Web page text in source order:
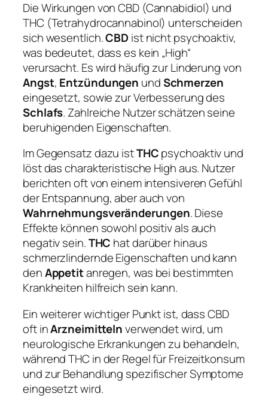
Die Wirkungen von CBD (Cannabidiol) und
THC (Tetrahydrocannabinol) unterscheiden
sich wesentlich.CBD ist nicht psychoaktiv,
was bedeutet, dass es kein „High“
verursacht. Es wird häufig zur Linderung von
Angst, Entzündungen undSchmerzen
eingesetzt, sowie zur Verbesserung des
Schlafs. Zahlreiche Nutzer schätzen seine
beruhigenden Eigenschaften.
Im Gegensatz dazu istTHCpsychoaktiv und
löst das charakteristische High aus. Nutzer
berichten oft von einem intensiveren Gefühl
der Entspannung, aber auch von
Wahrnehmungsveränderungen. Diese
Effekte können sowohl positiv als auch
negativ sein.THC hat darüber hinaus
schmerzlindernde Eigenschaften und kann
denAppetitanregen, was bei bestimmten
Krankheiten hilfreich sein kann.
Ein weiterer wichtiger Punkt ist, dass CBD
oft inArzneimittelnverwendet wird, um
neurologische Erkrankungen zu behandeln,
während THC in der Regel für Freizeitkonsum
und zur Behandlung spezifischer Symptome
eingesetzt wird.